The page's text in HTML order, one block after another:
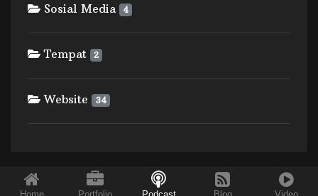
Sosial Media 4
Tempat 2
Website 34